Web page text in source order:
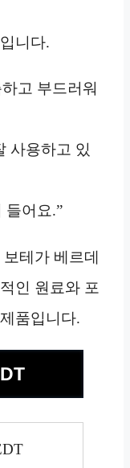
니다.
고 부드러워
사용하고 있
들어요.”
테가 베르데
인 원료와 포
품입니다.